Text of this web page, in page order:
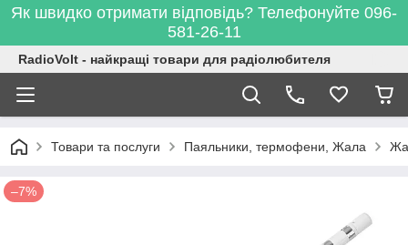
Як швидко отримати відповідь? Телефонуйте 096-
581-26-11
RadioVolt - найкращі товари для радіолюбителя
Товари та послуги Паяльники, термофени, Жала
–7%